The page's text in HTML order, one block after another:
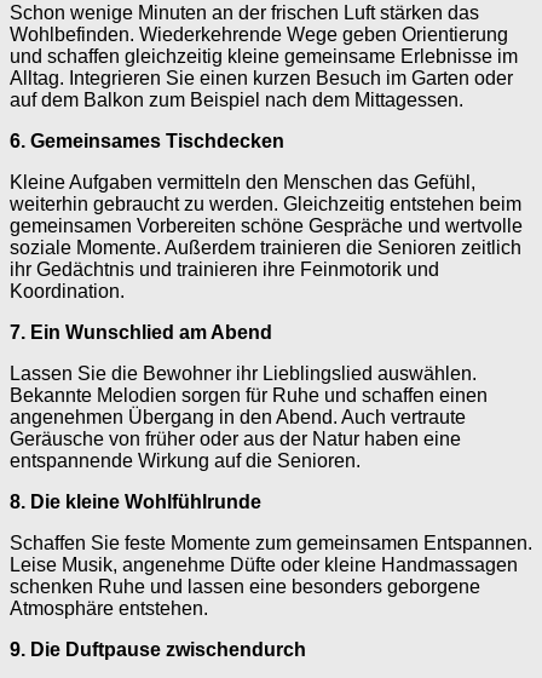
Schon wenige Minuten an der frischen Luft stärken das
Wohlbefinden. Wiederkehrende Wege geben Orientierung
und schaffen gleichzeitig kleine gemeinsame Erlebnisse im
Alltag. Integrieren Sie einen kurzen Besuch im Garten oder
auf dem Balkon zum Beispiel nach dem Mittagessen.
6. Gemeinsames Tischdecken
Kleine Aufgaben vermitteln den Menschen das Gefühl,
weiterhin gebraucht zu werden. Gleichzeitig entstehen beim
gemeinsamen Vorbereiten schöne Gespräche und wertvolle
soziale Momente. Außerdem trainieren die Senioren zeitlich
ihr Gedächtnis und trainieren ihre Feinmotorik und
Koordination.
7. Ein Wunschlied am Abend
Lassen Sie die Bewohner ihr Lieblingslied auswählen.
Bekannte Melodien sorgen für Ruhe und schaffen einen
angenehmen Übergang in den Abend. Auch vertraute
Geräusche von früher oder aus der Natur haben eine
entspannende Wirkung auf die Senioren.
8. Die kleine Wohlfühlrunde
Schaffen Sie feste Momente zum gemeinsamen Entspannen.
Leise Musik, angenehme Düfte oder kleine Handmassagen
schenken Ruhe und lassen eine besonders geborgene
Atmosphäre entstehen.
9. Die Duftpause zwischendurch